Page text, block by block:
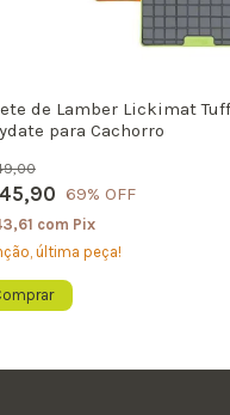
de Lamber Lickimat Tuff
para Cachorro
69% OFF
com Pix
última peça!